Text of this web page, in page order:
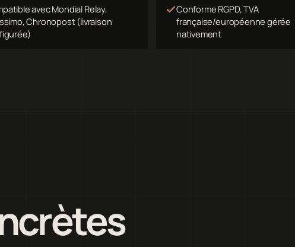
avec Mondial Relay,
Chronopost (livraison
Conforme RGPD, TVA
française/européenne gérée
nativement